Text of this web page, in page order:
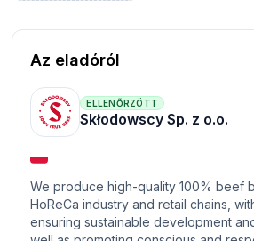
Az eladóról
ELLENŐRZÖTT
Skłodowscy Sp. z o.o.
We produce high-quality 100% beef
HoReCa industry and retail chains,
ensuring sustainable development